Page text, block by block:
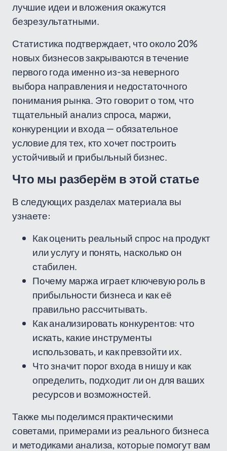
лучшие идеи и вложения окажутся
безрезультатными.
Статистика подтверждает, что около 20%
новых бизнесов закрываются в течение
первого года именно из-за неверного
выбора направления и недостаточного
понимания рынка. Это говорит о том, что
тщательный анализ спроса, маржи,
конкуренции и входа — обязательное
условие для тех, кто хочет построить
устойчивый и прибыльный бизнес.
Что мы разберём в этой статье
В следующих разделах материала вы
узнаете:
Как оценить реальный спрос на продукт
или услугу и понять, насколько он
стабилен.
Почему маржа играет ключевую роль в
прибыльности бизнеса и как её
правильно рассчитывать.
Как анализировать конкурентов: что
искать, какие инструменты
использовать, и как превзойти их.
Что значит порог входа в нишу и как
определить, подходит ли он для ваших
ресурсов и возможностей.
Также мы поделимся практическими
советами, примерами из реального бизнеса
и методиками анализа, которые помогут вам